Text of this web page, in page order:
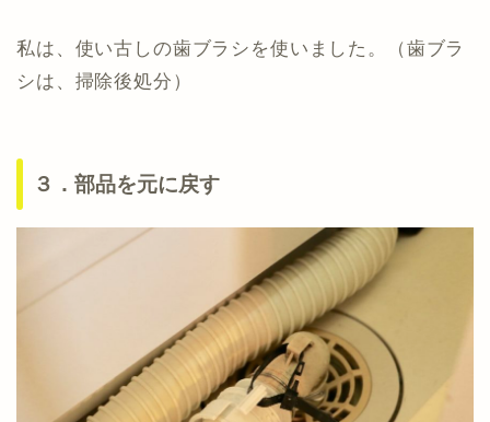
私は、使い古しの歯ブラシを使いました。（歯ブラ
シは、掃除後処分）
３．部品を元に戻す